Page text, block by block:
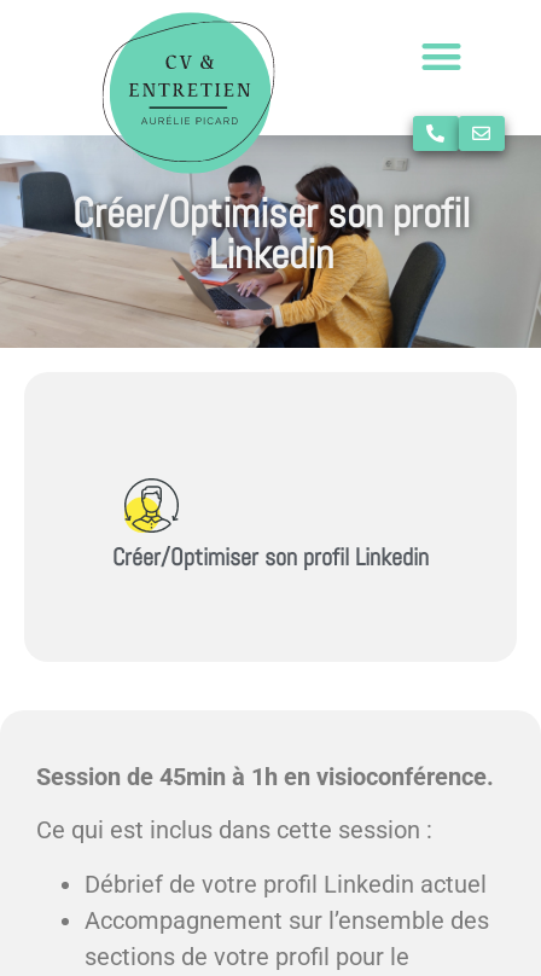
Créer/Optimiser son profil
Linkedin
Créer/Optimiser son profil Linkedin
Session de 45min à 1h en visioconférence.
Ce qui est inclus dans cette session :
Débrief de votre profil Linkedin actuel
Accompagnement sur l’ensemble des
sections de votre profil pour le